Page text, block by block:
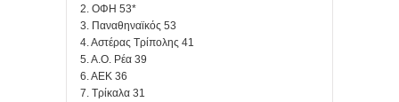
2. ΟΦΗ 53*
3. Παναθηναϊκός 53
4. Αστέρας Τρίπολης 41
5. Α.Ο. Ρέα 39
6. ΑΕΚ 36
7. Τρίκαλα 31